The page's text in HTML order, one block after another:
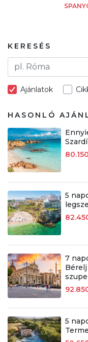
KERESÉS
Ajánlatok
HASONLÓ
5
7
5